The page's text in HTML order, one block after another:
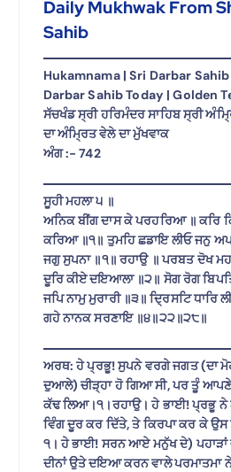
Daily Mukhwak From
Sahib
Hukamnama | Sri Darbar
Darbar Sahib Today | Golden
ਸੱਚਖੰਡ ਸ੍ਰੀ ਹਰਿਮੰਦਰ ਸਾਹਿਬ ਸ੍ਰੀ
ਦਾ ਅੰਮ੍ਰਿਤ ਵੇਲੇ ਦਾ ਮੁੱਖਵਾਕ
ਅੰਗ :- 742
ਸੂਹੀ ਮਹਲਾ ੫ ॥
ਅਨਿਕ ਬੀਂਗ ਦਾਸ ਕੇ ਪਰਹਰਿਆ ॥ ਕਰਿ
ਕਰਿਆ ॥੧॥ ਤੁਮਹਿ ਛਡਾਇ ਲੀਓ ਜਨੁ
ਜਗੁ ਸੁਪਨਾ ॥੧॥ ਰਹਾਉ ॥ ਪਰਬਤ ਦੋਖ
ਦੂਰਿ ਕੀਏ ਦਇਆਲਾ ॥੨॥ ਸੋਗ ਰੋਗ
ਜਪਿ ਨਾਮੁ ਮੁਰਾਰੀ ॥੩॥ ਦ੍ਰਿਸਟਿ ਧਾਰਿ
ਗਹੇ ਨਾਨਕ ਸਰਣਾਇ ॥੪॥੨੨॥੨੮॥
ਅਰਥ: ਹੇ ਪ੍ਰਭੂ! ਸੁਪਨੇ ਵਰਗੇ ਜਗਤ (ਦਾ
ਦੁਆਲੇ) ਚੀੜ੍ਹਾ ਹੋ ਗਿਆ ਸੀ, ਪਰ ਤੂੰ
ਕੱਢ ਲਿਆ।੧।ਰਹਾਉ। ਹੇ ਭਾਈ! ਪ੍ਰਭੂ
ਵਿੰਗ ਦੂਰ ਕਰ ਦਿੱਤੇ, ਤੇ ਕਿਰਪਾ ਕਰ ਕੇ
੧। ਹੇ ਭਾਈ! ਸਰਨ ਆਏ ਮਨੁੱਖ ਦੇ)
ਦੀਨਾਂ ਉਤੇ ਦਇਆ ਕਰਨ ਵਾਲੇ ਪਰਮਾਤਮਾ